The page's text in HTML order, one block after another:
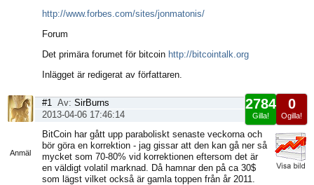
http://www.forbes.com/sites/jonmatonis/
Forum
Det primära forumet för bitcoin http://bitcointalk.org
Inlägget är redigerat av författaren.
Anmäl
0
Ogilla!
2784
Gilla!
#1 Av: SirBurns
2013-04-06 17:46:14
BitCoin har gått upp paraboliskt senaste veckorna och
bör göra en korrektion - jag gissar att den kan gå ner så
mycket som 70-80% vid korrektionen eftersom det är
en väldigt volatil marknad. Då hamnar den på ca 30$
som lägst vilket också är gamla toppen från år 2011.